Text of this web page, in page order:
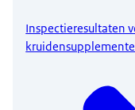
Inspectieresultaten